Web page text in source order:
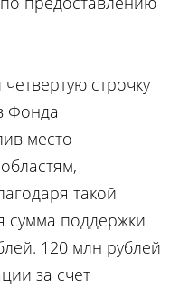
строчку
Фонда
место
такой
сумма поддержки
120 млн рублей
за счет